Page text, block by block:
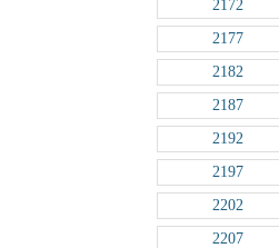
2172
2177
2182
2187
2192
2197
2202
2207